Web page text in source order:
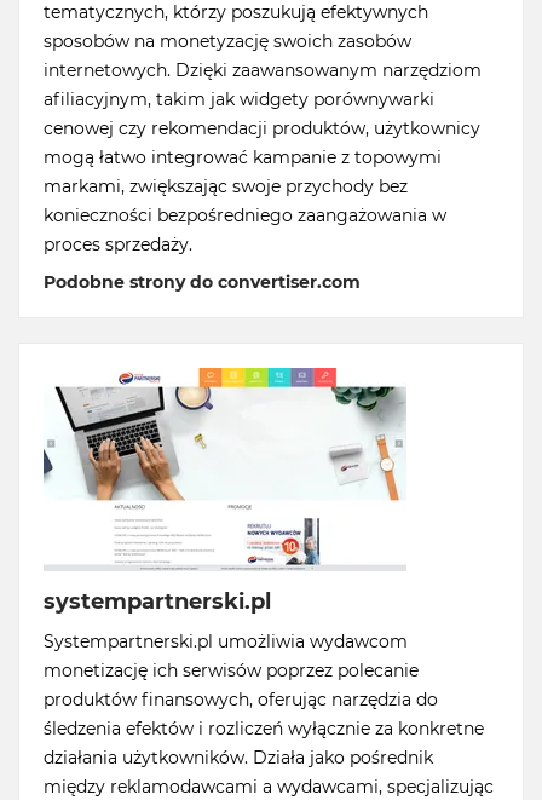
tematycznych, którzy poszukują efektywnych
sposobów na monetyzację swoich zasobów
internetowych. Dzięki zaawansowanym narzędziom
afiliacyjnym, takim jak widgety porównywarki
cenowej czy rekomendacji produktów, użytkownicy
mogą łatwo integrować kampanie z topowymi
markami, zwiększając swoje przychody bez
konieczności bezpośredniego zaangażowania w
proces sprzedaży.
Podobne strony do convertiser.com
systempartnerski.pl
Systempartnerski.pl umożliwia wydawcom
monetizację ich serwisów poprzez polecanie
produktów finansowych, oferując narzędzia do
śledzenia efektów i rozliczeń wyłącznie za konkretne
działania użytkowników. Działa jako pośrednik
między reklamodawcami a wydawcami, specjalizując